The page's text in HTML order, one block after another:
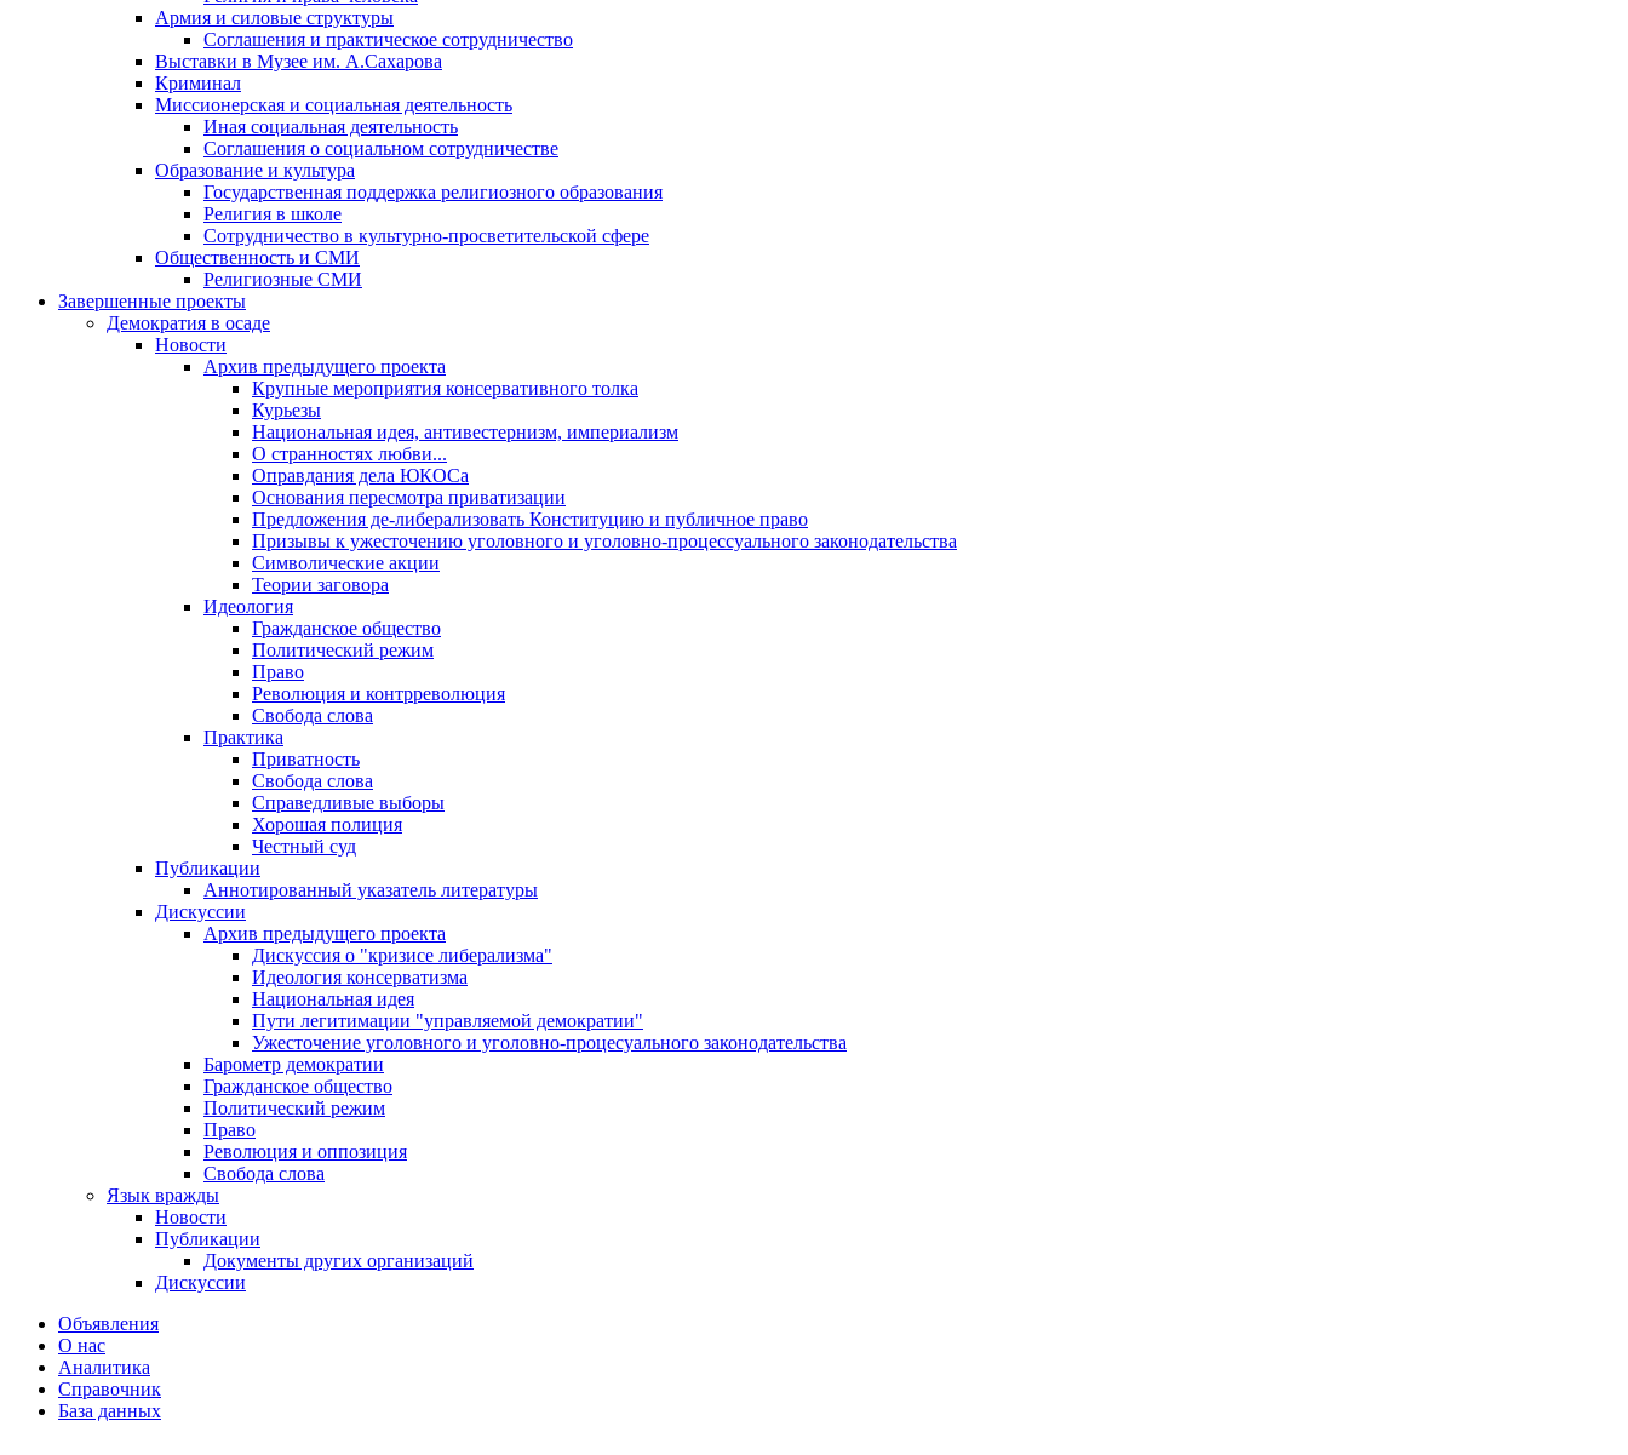
Армия и силовые структуры
Соглашения и практическое сотрудничество
Выставки в Музее им. А.Сахарова
Криминал
Миссионерская и социальная деятельность
Иная социальная деятельность
Соглашения о социальном сотрудничестве
Образование и культура
Государственная поддержка религиозного образования
Религия в школе
Сотрудничество в культурно-просветительской сфере
Общественность и СМИ
Религиозные СМИ
Завершенные проекты
Демократия в осаде
Новости
Архив предыдущего проекта
Крупные мероприятия консервативного толка
Курьезы
Национальная идея, антивестернизм, империализм
О странностях любви...
Оправдания дела ЮКОСа
Основания пересмотра приватизации
Предложения де-либерализовать Конституцию и публичное право
Призывы к ужесточению уголовного и уголовно-процессуального законодательства
Символические акции
Теории заговора
Идеология
Гражданское общество
Политический режим
Право
Революция и контрреволюция
Свобода слова
Практика
Приватность
Свобода слова
Справедливые выборы
Хорошая полиция
Честный суд
Публикации
Аннотированный указатель литературы
Дискуссии
Архив предыдущего проекта
Дискуссия о "кризисе либерализма"
Идеология консерватизма
Национальная идея
Пути легитимации "управляемой демократии"
Ужесточение уголовного и уголовно-процесуального законодательства
Барометр демократии
Гражданское общество
Политический режим
Право
Революция и оппозиция
Свобода слова
Язык вражды
Новости
Публикации
Документы других организаций
Дискуссии
Объявления
О нас
Аналитика
Справочник
База данных